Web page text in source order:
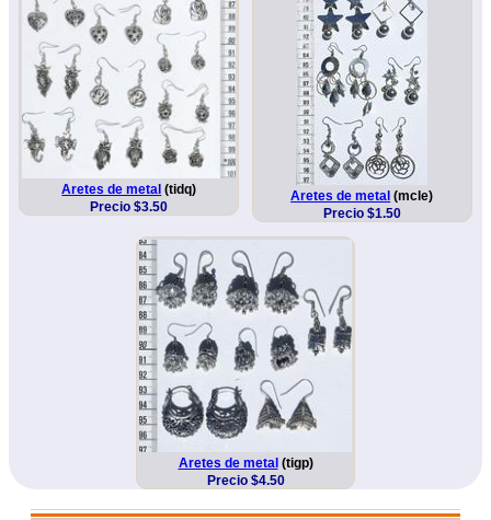
Aretes de metal (tidq)
Precio $3.50
Aretes de metal (mcle)
Precio $1.50
Aretes de metal (tigp)
Precio $4.50